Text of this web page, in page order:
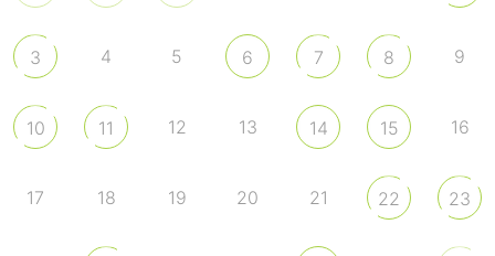
3 4 5 6 7 8 9
10 11 12 13 14 15 16
17 18 19 20 21 22 23